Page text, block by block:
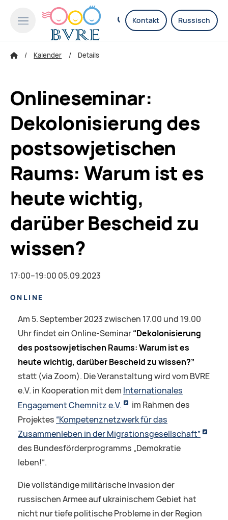
Kontakt Russisch
Kalender Details
Onlineseminar:
Dekolonisierung des
postsowjetischen
Raums: Warum ist es
heute wichtig,
darüber Bescheid zu
wissen?
17:00–19:00 05.09.2023
ONLINE
Am 5. September 2023 zwischen 17.00 und 19.00
Uhr findet ein Online-Seminar“Dekolonisierung
des postsowjetischen Raums: Warum ist es
heute wichtig, darüber Bescheid zu wissen?”
statt (via Zoom). Die Veranstaltung wird vom BVRE
e.V. in Kooperation mit dem Internationales
Engagement Chemnitz e.V.
im Rahmen des
Projektes “Kompetenznetzwerk für das
Zusammenleben in der Migrationsgesellschaft”
des Bundesförderprogramms „Demokratie
leben!“.
Die vollständige militärische Invasion der
russischen Armee auf ukrainischem Gebiet hat
nicht nur tiefe politische Probleme in der Region